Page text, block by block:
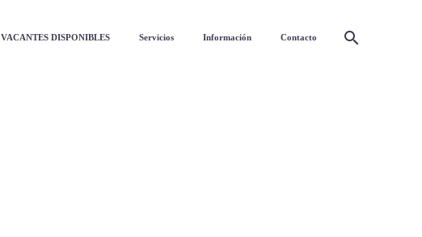
VACANTES DISPONIBLES Servicios Información Contacto